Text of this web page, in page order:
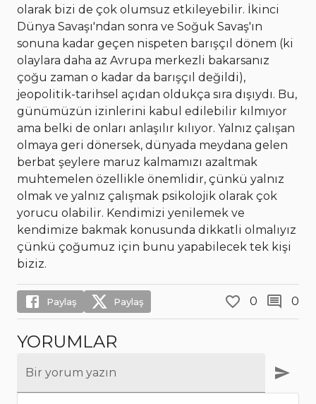
olarak bizi de çok olumsuz etkileyebilir. İkinci
Dünya Savaşı'ndan sonra ve Soğuk Savaş'ın
sonuna kadar geçen nispeten barışçıl dönem (ki
olaylara daha az Avrupa merkezli bakarsanız
çoğu zaman o kadar da barışçıl değildi),
jeopolitik-tarihsel açıdan oldukça sıra dışıydı. Bu,
günümüzün izinlerini kabul edilebilir kılmıyor
ama belki de onları anlaşılır kılıyor. Yalnız çalışan
olmaya geri dönersek, dünyada meydana gelen
berbat şeylere maruz kalmamızı azaltmak
muhtemelen özellikle önemlidir, çünkü yalnız
olmak ve yalnız çalışmak psikolojik olarak çok
yorucu olabilir. Kendimizi yenilemek ve
kendimize bakmak konusunda dikkatli olmalıyız
çünkü çoğumuz için bunu yapabilecek tek kişi
biziz.
Paylaş Paylaş 0 0
YORUMLAR
Bir yorum yazın